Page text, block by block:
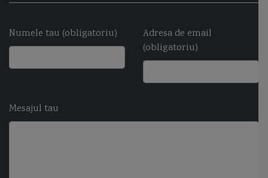
Numele tau (obligatoriu)
Adresa de email
(obligatoriu)
Mesajul tau